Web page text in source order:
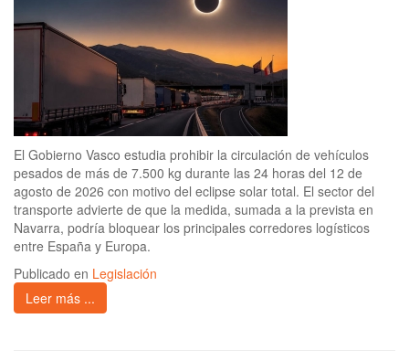
El Gobierno Vasco estudia prohibir la circulación de vehículos
pesados de más de 7.500 kg durante las 24 horas del 12 de
agosto de 2026 con motivo del eclipse solar total. El sector del
transporte advierte de que la medida, sumada a la prevista en
Navarra, podría bloquear los principales corredores logísticos
entre España y Europa.
Publicado en Legislación
Leer más ...